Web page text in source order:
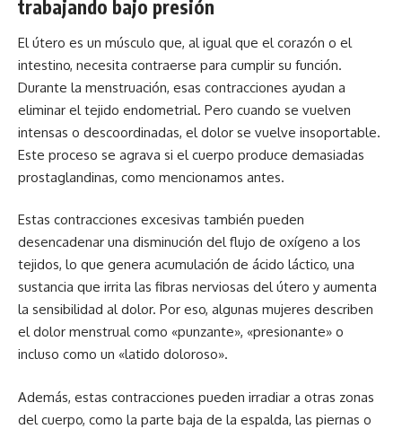
trabajando bajo presión
El útero es un músculo que, al igual que el corazón o el
intestino, necesita contraerse para cumplir su función.
Durante la menstruación, esas contracciones ayudan a
eliminar el tejido endometrial. Pero cuando se vuelven
intensas o descoordinadas, el dolor se vuelve insoportable.
Este proceso se agrava si el cuerpo produce demasiadas
prostaglandinas, como mencionamos antes.
Estas contracciones excesivas también pueden
desencadenar una disminución del flujo de oxígeno a los
tejidos, lo que genera acumulación de ácido láctico, una
sustancia que irrita las fibras nerviosas del útero y aumenta
la sensibilidad al dolor. Por eso, algunas mujeres describen
el dolor menstrual como «punzante», «presionante» o
incluso como un «latido doloroso».
Además, estas contracciones pueden irradiar a otras zonas
del cuerpo, como la parte baja de la espalda, las piernas o